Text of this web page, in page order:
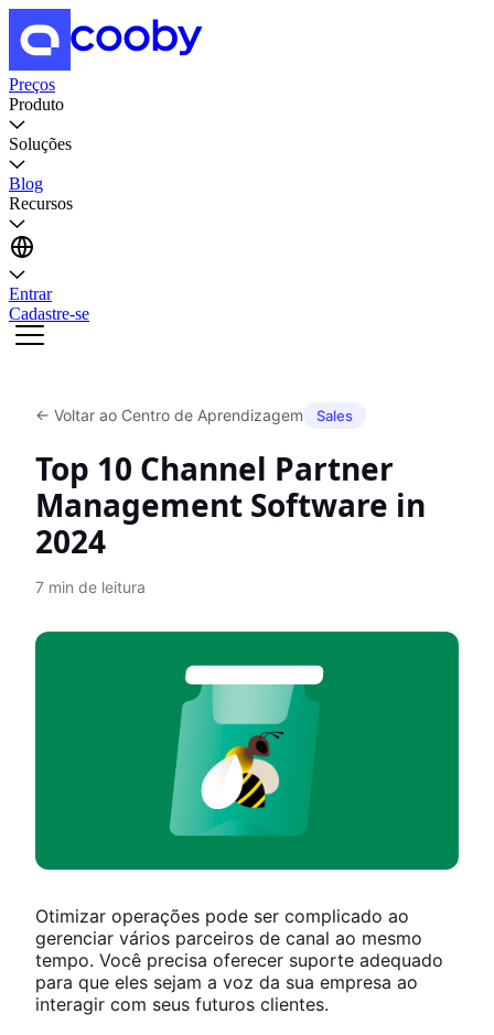
Preços
Produto
Soluções
Blog
Recursos
Entrar
Cadastre-se
← Voltar ao Centro de Aprendizagem Sales
Top 10 Channel Partner
Management Software in
2024
7 min de leitura
Otimizar operações pode ser complicado ao
gerenciar vários parceiros de canal ao mesmo
tempo. Você precisa oferecer suporte adequado
para que eles sejam a voz da sua empresa ao
interagir com seus futuros clientes.